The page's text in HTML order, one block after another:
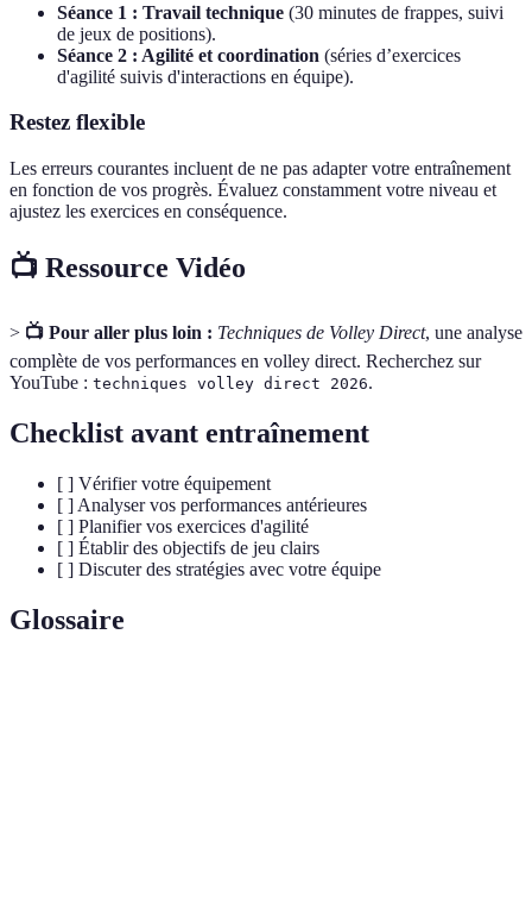
Séance 1 : Travail technique (30 minutes de frappes, suivi
de jeux de positions).
Séance 2 : Agilité et coordination (séries d’exercices
d'agilité suivis d'interactions en équipe).
Restez flexible
Les erreurs courantes incluent de ne pas adapter votre entraînement
en fonction de vos progrès. Évaluez constamment votre niveau et
ajustez les exercices en conséquence.
📺 Ressource Vidéo
> 📺 Pour aller plus loin : Techniques de Volley Direct, une analyse
complète de vos performances en volley direct. Recherchez sur
YouTube : techniques volley direct 2026.
Checklist avant entraînement
[ ] Vérifier votre équipement
[ ] Analyser vos performances antérieures
[ ] Planifier vos exercices d'agilité
[ ] Établir des objectifs de jeu clairs
[ ] Discuter des stratégies avec votre équipe
Glossaire